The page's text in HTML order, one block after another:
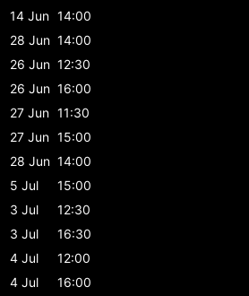
14 Jun 14:00
28 Jun 14:00
26 Jun 12:30
26 Jun 16:00
27 Jun 11:30
27 Jun 15:00
28 Jun 14:00
5 Jul
15:00
3 Jul
12:30
3 Jul
16:30
4 Jul
12:00
4 Jul
16:00